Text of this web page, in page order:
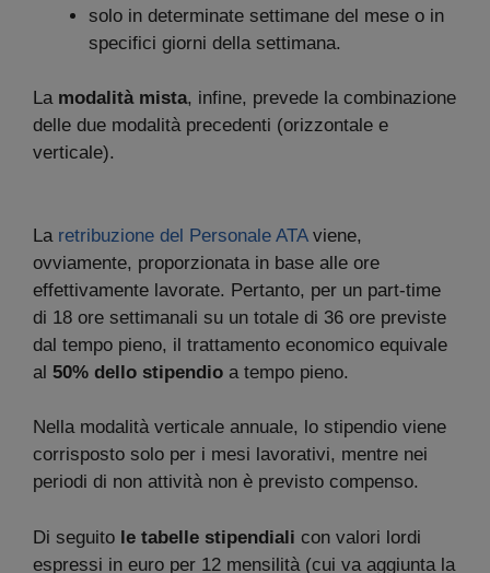
solo in determinate settimane del mese o in
specifici giorni della settimana.
La modalità mista, infine, prevede la combinazione
delle due modalità precedenti (orizzontale e
verticale).
La retribuzione del Personale ATAviene,
ovviamente, proporzionata in base alle ore
effettivamente lavorate. Pertanto, per un part-time
di 18 ore settimanali su un totale di 36 ore previste
dal tempo pieno, il trattamento economico equivale
al 50% dello stipendio a tempo pieno.
Nella modalità verticale annuale, lo stipendio viene
corrisposto solo per i mesi lavorativi, mentre nei
periodi di non attività non è previsto compenso.
Di seguito le tabelle stipendiali con valori lordi
espressi in euro per 12 mensilità (cui va aggiunta la